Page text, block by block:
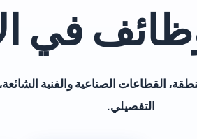
في
القطاعات الصناعية والفنية
التفصيلي.